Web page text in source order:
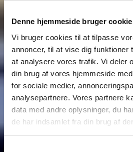
Denne hjemmeside bruger
Vi bruger cookies til at tilpasse
annoncer, til at vise dig funktioner
at analysere vores trafik. Vi deler
din brug af vores hjemmeside
for sociale medier,
analysepartnere. Vores partnere
data med andre oplysninger, du
de har indsamlet fra din brug af